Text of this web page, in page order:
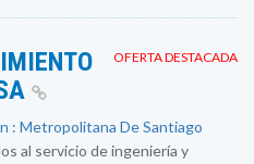
OFERTA DESTACADA
: Metropolitana De Santiago
al servicio de ingeniería y